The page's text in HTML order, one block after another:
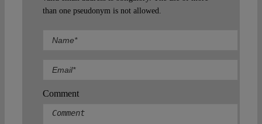
than one pseudonym is not allowed.
Comment